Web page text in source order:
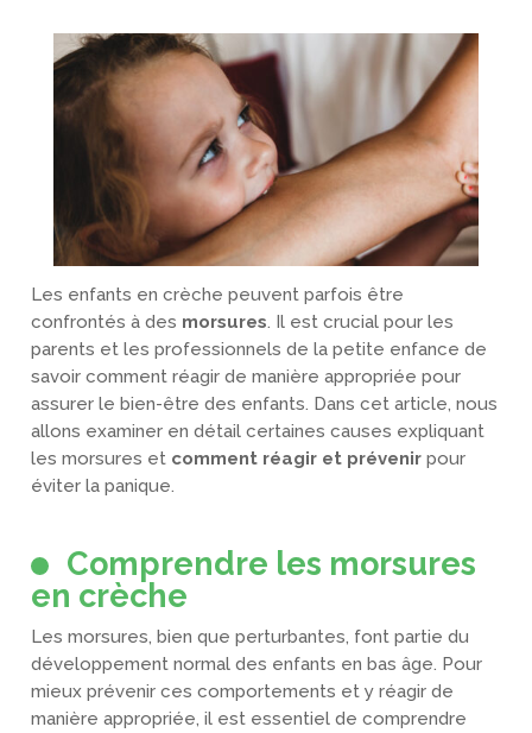
Les enfants en crèche peuvent parfois être
confrontés à des morsures. Il est crucial pour les
parents et les professionnels de la petite enfance de
savoir comment réagir de manière appropriée pour
assurer le bien-être des enfants. Dans cet article, nous
allons examiner en détail certaines causes expliquant
les morsures et comment réagir et prévenir pour
éviter la panique.
Comprendre les morsures
en crèche
Les morsures, bien que perturbantes, font partie du
développement normal des enfants en bas âge. Pour
mieux prévenir ces comportements et y réagir de
manière appropriée, il est essentiel de comprendre